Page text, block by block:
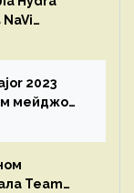
2023
мейджор-
Team